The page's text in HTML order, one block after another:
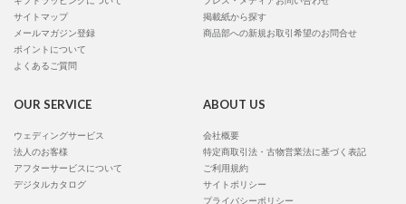
サイトマップ
メールマガジン登録
ポイントについて
よくあるご質問
掲載紙から探す
商品部への新規お取引希望のお問合せ
OUR SERVICE
ウェディングサービス
法人のお客様
アフターサービスについて
デジタルカタログ
ABOUT US
会社概要
特定商取引法・古物営業法に基づく表記
ご利用規約
サイトポリシー
プライバシーポリシー